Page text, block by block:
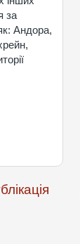
за
Андора,